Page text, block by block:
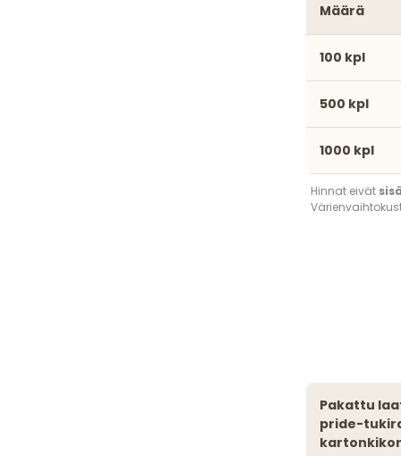
Määrä
100 kpl
500 kpl
1000 kpl
Hinnat eivät
pakattu laatikoihin, 25 rannetta per laatikko. omalla designilla valmistettu
pride-